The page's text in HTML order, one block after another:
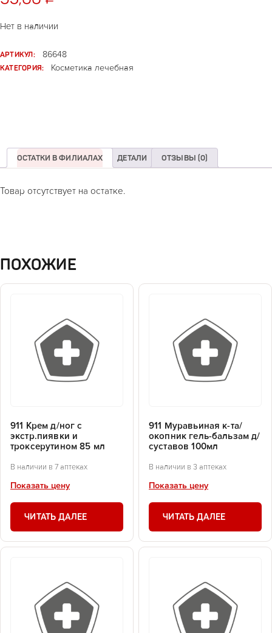
Нет в наличии
АРТИКУЛ:
86648
КАТЕГОРИЯ:
Косметика лечебная
ОСТАТКИ В ФИЛИАЛАХ ДЕТАЛИ ОТЗЫВЫ (0)
Товар отсутствует на остатке.
ПОХОЖИЕ
911 Крем д/ног с
экстр.пиявки и
троксерутином 85 мл
В наличии в 7 аптеках
Показать цену
ЧИТАТЬ ДАЛЕЕ
911 Муравьиная к-та/
окопник гель-бальзам д/
суставов 100мл
В наличии в 3 аптеках
Показать цену
ЧИТАТЬ ДАЛЕЕ